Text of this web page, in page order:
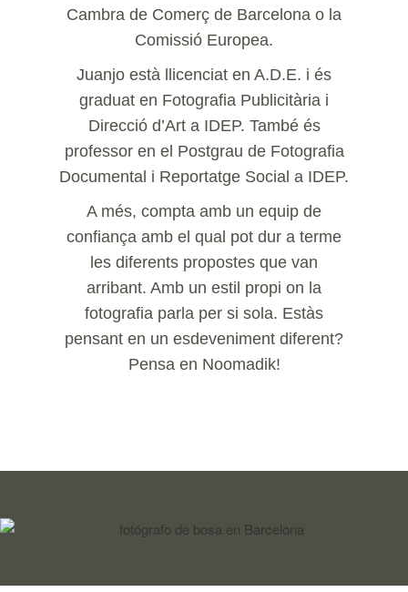
Cambra de Comerç de Barcelona o la
Comissió Europea.
Juanjo està llicenciat en A.D.E. i és
graduat en Fotografia Publicitària i
Direcció d’Art a IDEP. També és
professor en el Postgrau de Fotografia
Documental i Reportatge Social a IDEP.
A més, compta amb un equip de
confiança amb el qual pot dur a terme
les diferents propostes que van
arribant. Amb un estil propi on la
fotografia parla per si sola. Estàs
pensant en un esdeveniment diferent?
Pensa en Noomadik!